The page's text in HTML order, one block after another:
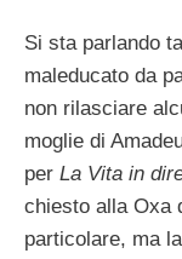
Si sta parlando
maleducato da
non rilasciare
moglie di
per La Vita in
chiesto alla Oxa
particolare, ma